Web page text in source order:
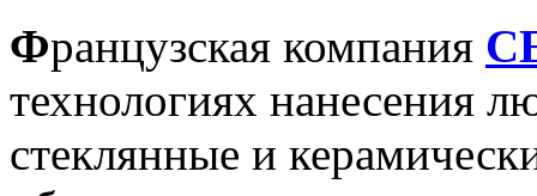
Французская компания
технологиях нанесения
стеклянные и